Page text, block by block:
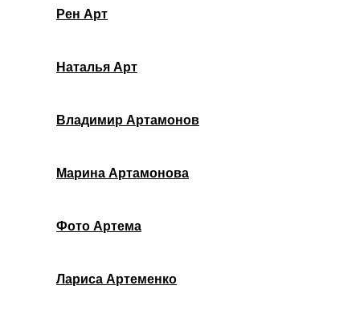
Рен Арт
Наталья Арт
Владимир Артамонов
Марина Артамонова
Фото Артема
Лариса Артеменко